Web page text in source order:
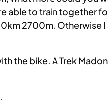
able to train together
2700m. Otherwise
the bike. A Trek